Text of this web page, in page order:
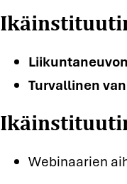
Turvallinen
Webinaarien